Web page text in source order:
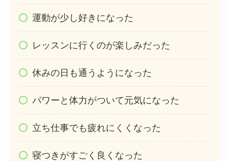
運動が少し好きになった
レッスンに行くのが楽しみだった
休みの日も通うようになった
パワーと体力がついて元気になった
立ち仕事でも疲れにくくなった
寝つきがすごく良くなった